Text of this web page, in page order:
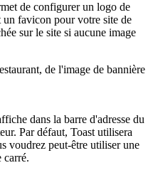
de configurer un logo de
un favicon pour votre site de
sur le site si aucune image
dans la barre d'adresse du
Par défaut, Toast utilisera
voudrez peut-être utiliser une
carré.